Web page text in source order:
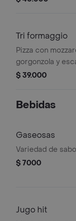
Tri formaggio
Pizza con
gorgonzola y
$ 39.000
Bebidas
Gaseosas
Variedad de
$ 7000
Jugo hit